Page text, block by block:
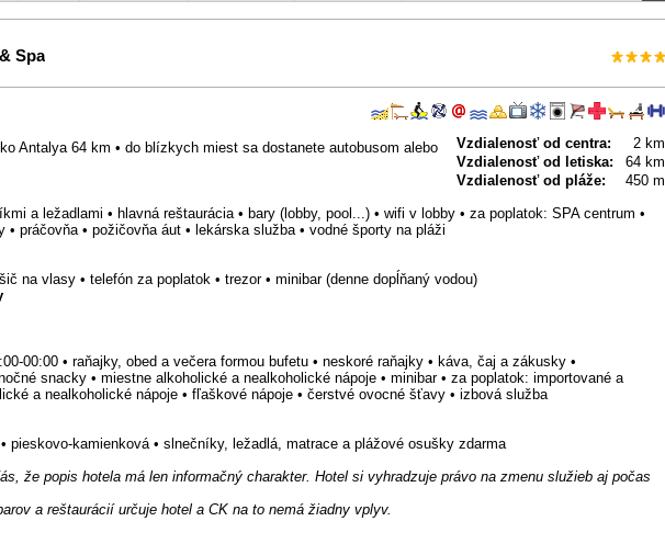
Spa
Vzdialenosť od centra:
2 km
Vzdialenosť od letiska:
64 km
Vzdialenosť od pláže:
450 m
Antalya 64 km • do blízkych miest sa dostanete autobusom alebo
a ležadlami • hlavná reštaurácia • bary (lobby, pool...) • wifi v lobby • za poplatok: SPA centrum •
• práčovňa • požičovňa áut • lekárska služba • vodné športy na pláži
na vlasy • telefón za poplatok • trezor • minibar (denne dopĺňaný vodou)
00:00 • raňajky, obed a večera formou bufetu • neskoré raňajky • káva, čaj a zákusky •
snacky • miestne alkoholické a nealkoholické nápoje • minibar • za poplatok: importované a
a nealkoholické nápoje • fľaškové nápoje • čerstvé ovocné šťavy • izbová služba
pieskovo-kamienková • slnečníky, ležadlá, matrace a plážové osušky zdarma
že popis hotela má len informačný charakter. Hotel si vyhradzuje právo na zmenu služieb aj počas
a reštaurácií určuje hotel a CK na to nemá žiadny vplyv.